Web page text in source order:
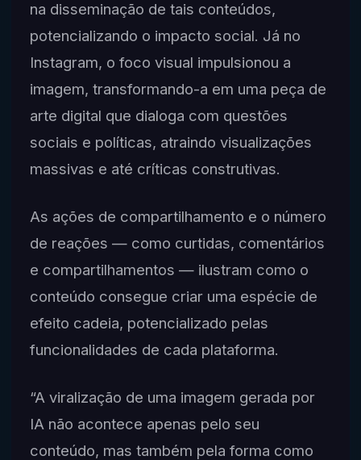
na disseminação de tais conteúdos,
potencializando o impacto social. Já no
Instagram, o foco visual impulsionou a
imagem, transformando-a em uma peça de
arte digital que dialoga com questões
sociais e políticas, atraindo visualizações
massivas e até críticas construtivas.
As ações de compartilhamento e o número
de reações — como curtidas, comentários
e compartilhamentos — ilustram como o
conteúdo consegue criar uma espécie de
efeito cadeia, potencializado pelas
funcionalidades de cada plataforma.
“A viralização de uma imagem gerada por
IA não acontece apenas pelo seu
conteúdo, mas também pela forma como